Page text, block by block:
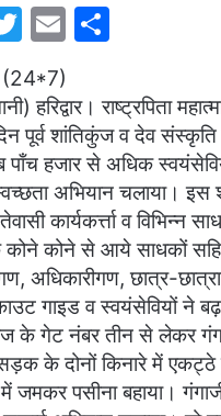
T
itt
er
E
ai
l
ar
e
(24*7)
हरिद्वार। राष्ट्रपिता
पूर्व शांतिकुंज व देव संस्कृति
पाँच हजार से अधिक
अभियान चलाया। इस
कार्यकर्त्ता व विभिन्न
कोने से आये साधकों सहित
अधिकारीगण, छात्र-
गाइड व स्वयंसेवियों ने
के गेट नंबर तीन से लेकर
के दोनों किनारे में
जमकर पसीना बहाया।